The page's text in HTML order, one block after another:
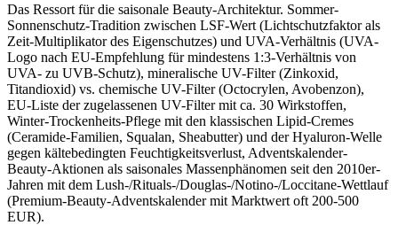
Das Ressort für die saisonale Beauty-Architektur. Sommer-
Sonnenschutz-Tradition zwischen LSF-Wert (Lichtschutzfaktor als
Zeit-Multiplikator des Eigenschutzes) und UVA-Verhältnis (UVA-
Logo nach EU-Empfehlung für mindestens 1:3-Verhältnis von
UVA- zu UVB-Schutz), mineralische UV-Filter (Zinkoxid,
Titandioxid) vs. chemische UV-Filter (Octocrylen, Avobenzon),
EU-Liste der zugelassenen UV-Filter mit ca. 30 Wirkstoffen,
Winter-Trockenheits-Pflege mit den klassischen Lipid-Cremes
(Ceramide-Familien, Squalan, Sheabutter) und der Hyaluron-Welle
gegen kältebedingten Feuchtigkeitsverlust, Adventskalender-
Beauty-Aktionen als saisonales Massenphänomen seit den 2010er-
Jahren mit dem Lush-/Rituals-/Douglas-/Notino-/Loccitane-Wettlauf
(Premium-Beauty-Adventskalender mit Marktwert oft 200-500
EUR).